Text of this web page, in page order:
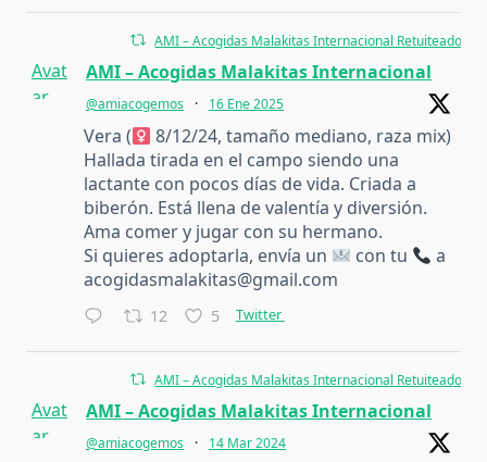
AMI – Acogidas Malakitas Internacional Retuiteado
Avat
ar
AMI – Acogidas Malakitas Internacional
@amiacogemos · 16 Ene 2025
Vera (
8/12/24, tamaño mediano, raza mix)
Hallada tirada en el campo siendo una
lactante con pocos días de vida. Criada a
biberón. Está llena de valentía y diversión.
Ama comer y jugar con su hermano.
Si quieres adoptarla, envía un
con tu
a
acogidasmalakitas@gmail.com
12 5 Twitter
AMI – Acogidas Malakitas Internacional Retuiteado
Avat
ar
AMI – Acogidas Malakitas Internacional
@amiacogemos · 14 Mar 2024